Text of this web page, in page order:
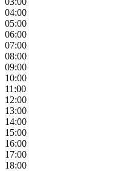
04:00
05:00
06:00
07:00
08:00
09:00
10:00
11:00
12:00
13:00
14:00
15:00
16:00
17:00
18:00